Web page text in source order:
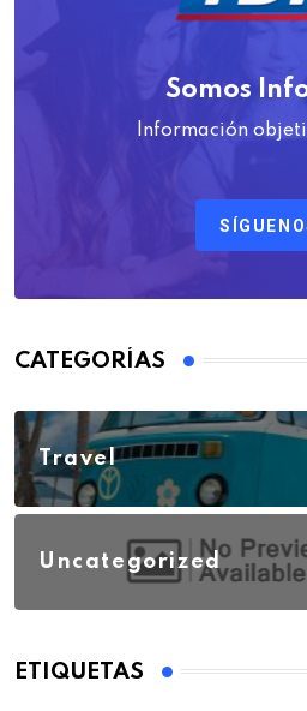
Somos
Información
CATEGORÍAS
Travel
Uncategorized
ETIQUETAS